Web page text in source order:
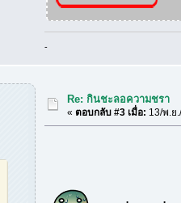
-
Re: กินชะลอความชรา
«ตอบกลับ #3 เมื่อ: 13/พ.ย